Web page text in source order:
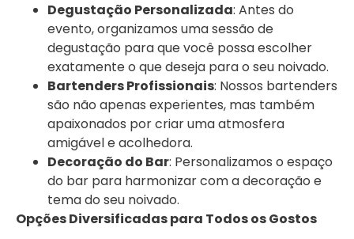
Degustação Personalizada: Antes do
evento, organizamos uma sessão de
degustação para que você possa escolher
exatamente o que deseja para o seu noivado.
Bartenders Profissionais: Nossos bartenders
são não apenas experientes, mas também
apaixonados por criar uma atmosfera
amigável e acolhedora.
Decoração do Bar: Personalizamos o espaço
do bar para harmonizar com a decoração e
tema do seu noivado.
Opções Diversificadas para Todos os Gostos